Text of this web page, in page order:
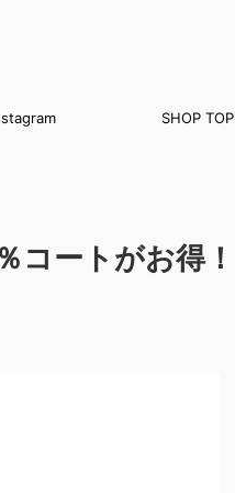
SHOP TOP
コートがお得！